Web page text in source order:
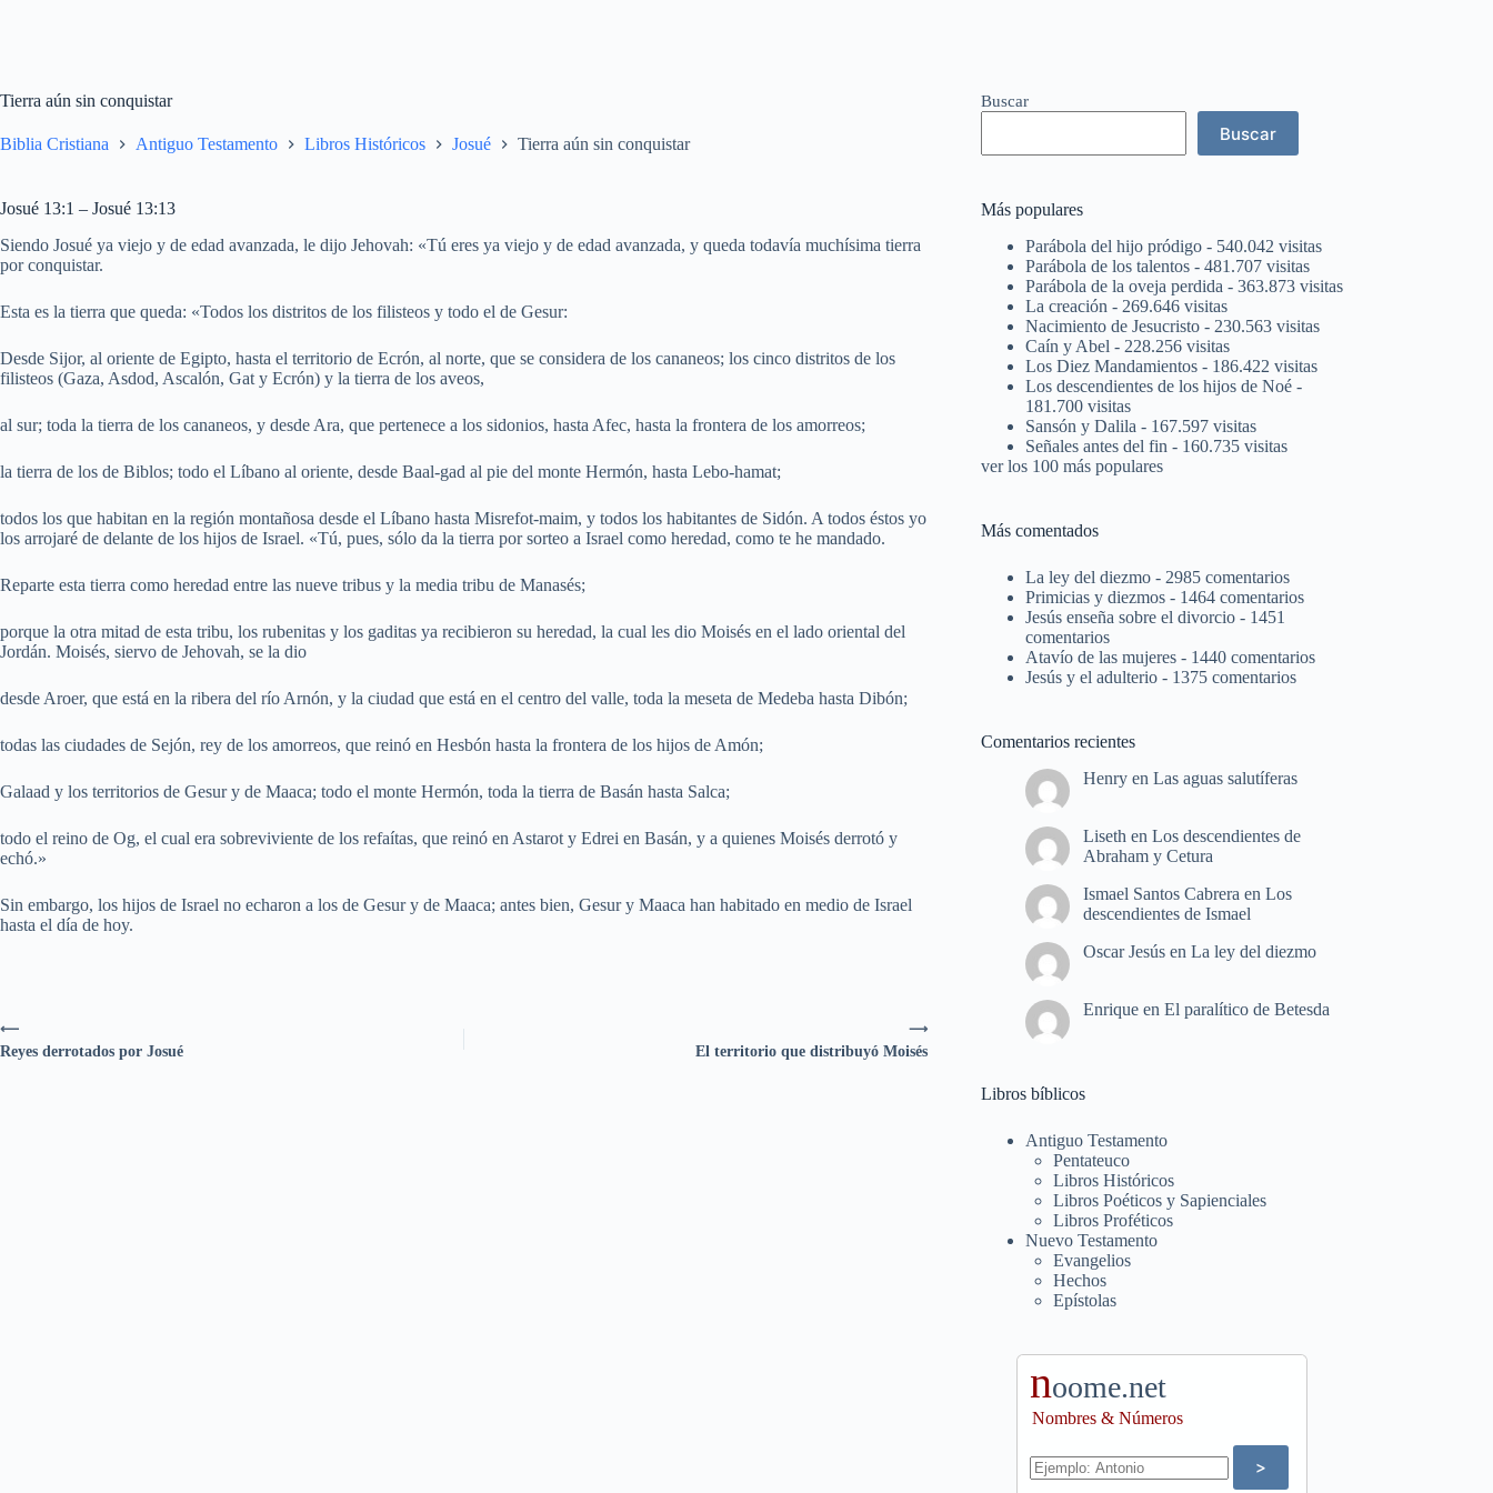
Tierra aún sin conquistar
Biblia Cristiana Antiguo Testamento Libros Históricos Josué Tierra aún sin conquistar
Josué 13:1 – Josué 13:13
Siendo Josué ya viejo y de edad avanzada, le dijo Jehovah: «Tú eres ya viejo y de edad avanzada, y queda todavía muchísima tierra
por conquistar.
Esta es la tierra que queda: «Todos los distritos de los filisteos y todo el de Gesur:
Desde Sijor, al oriente de Egipto, hasta el territorio de Ecrón, al norte, que se considera de los cananeos; los cinco distritos de los
filisteos (Gaza, Asdod, Ascalón, Gat y Ecrón) y la tierra de los aveos,
al sur; toda la tierra de los cananeos, y desde Ara, que pertenece a los sidonios, hasta Afec, hasta la frontera de los amorreos;
la tierra de los de Biblos; todo el Líbano al oriente, desde Baal-gad al pie del monte Hermón, hasta Lebo-hamat;
todos los que habitan en la región montañosa desde el Líbano hasta Misrefot-maim, y todos los habitantes de Sidón. A todos éstos yo
los arrojaré de delante de los hijos de Israel. «Tú, pues, sólo da la tierra por sorteo a Israel como heredad, como te he mandado.
Reparte esta tierra como heredad entre las nueve tribus y la media tribu de Manasés;
porque la otra mitad de esta tribu, los rubenitas y los gaditas ya recibieron su heredad, la cual les dio Moisés en el lado oriental del
Jordán. Moisés, siervo de Jehovah, se la dio
desde Aroer, que está en la ribera del río Arnón, y la ciudad que está en el centro del valle, toda la meseta de Medeba hasta Dibón;
todas las ciudades de Sejón, rey de los amorreos, que reinó en Hesbón hasta la frontera de los hijos de Amón;
Galaad y los territorios de Gesur y de Maaca; todo el monte Hermón, toda la tierra de Basán hasta Salca;
todo el reino de Og, el cual era sobreviviente de los refaítas, que reinó en Astarot y Edrei en Basán, y a quienes Moisés derrotó y
echó.»
Sin embargo, los hijos de Israel no echaron a los de Gesur y de Maaca; antes bien, Gesur y Maaca han habitado en medio de Israel
hasta el día de hoy.
⟶
El territorio que distribuyó Moisés
⟵
Reyes derrotados por Josué
Buscar
Buscar
Más populares
Parábola del hijo pródigo - 540.042 visitas
Parábola de los talentos - 481.707 visitas
Parábola de la oveja perdida - 363.873 visitas
La creación - 269.646 visitas
Nacimiento de Jesucristo - 230.563 visitas
Caín y Abel - 228.256 visitas
Los Diez Mandamientos - 186.422 visitas
Los descendientes de los hijos de Noé -
181.700 visitas
Sansón y Dalila - 167.597 visitas
Señales antes del fin - 160.735 visitas
ver los 100 más populares
Más comentados
La ley del diezmo - 2985 comentarios
Primicias y diezmos - 1464 comentarios
Jesús enseña sobre el divorcio - 1451
comentarios
Atavío de las mujeres - 1440 comentarios
Jesús y el adulterio - 1375 comentarios
Comentarios recientes
Henry enLas aguas salutíferas
Liseth enLos descendientes de
Abraham y Cetura
Ismael Santos Cabrera enLos
descendientes de Ismael
Oscar Jesús enLa ley del diezmo
Enrique enEl paralítico de Betesda
Libros bíblicos
Antiguo Testamento
Pentateuco
Libros Históricos
Libros Poéticos y Sapienciales
Libros Proféticos
Nuevo Testamento
Evangelios
Hechos
Epístolas
noome.net
Nombres & Números